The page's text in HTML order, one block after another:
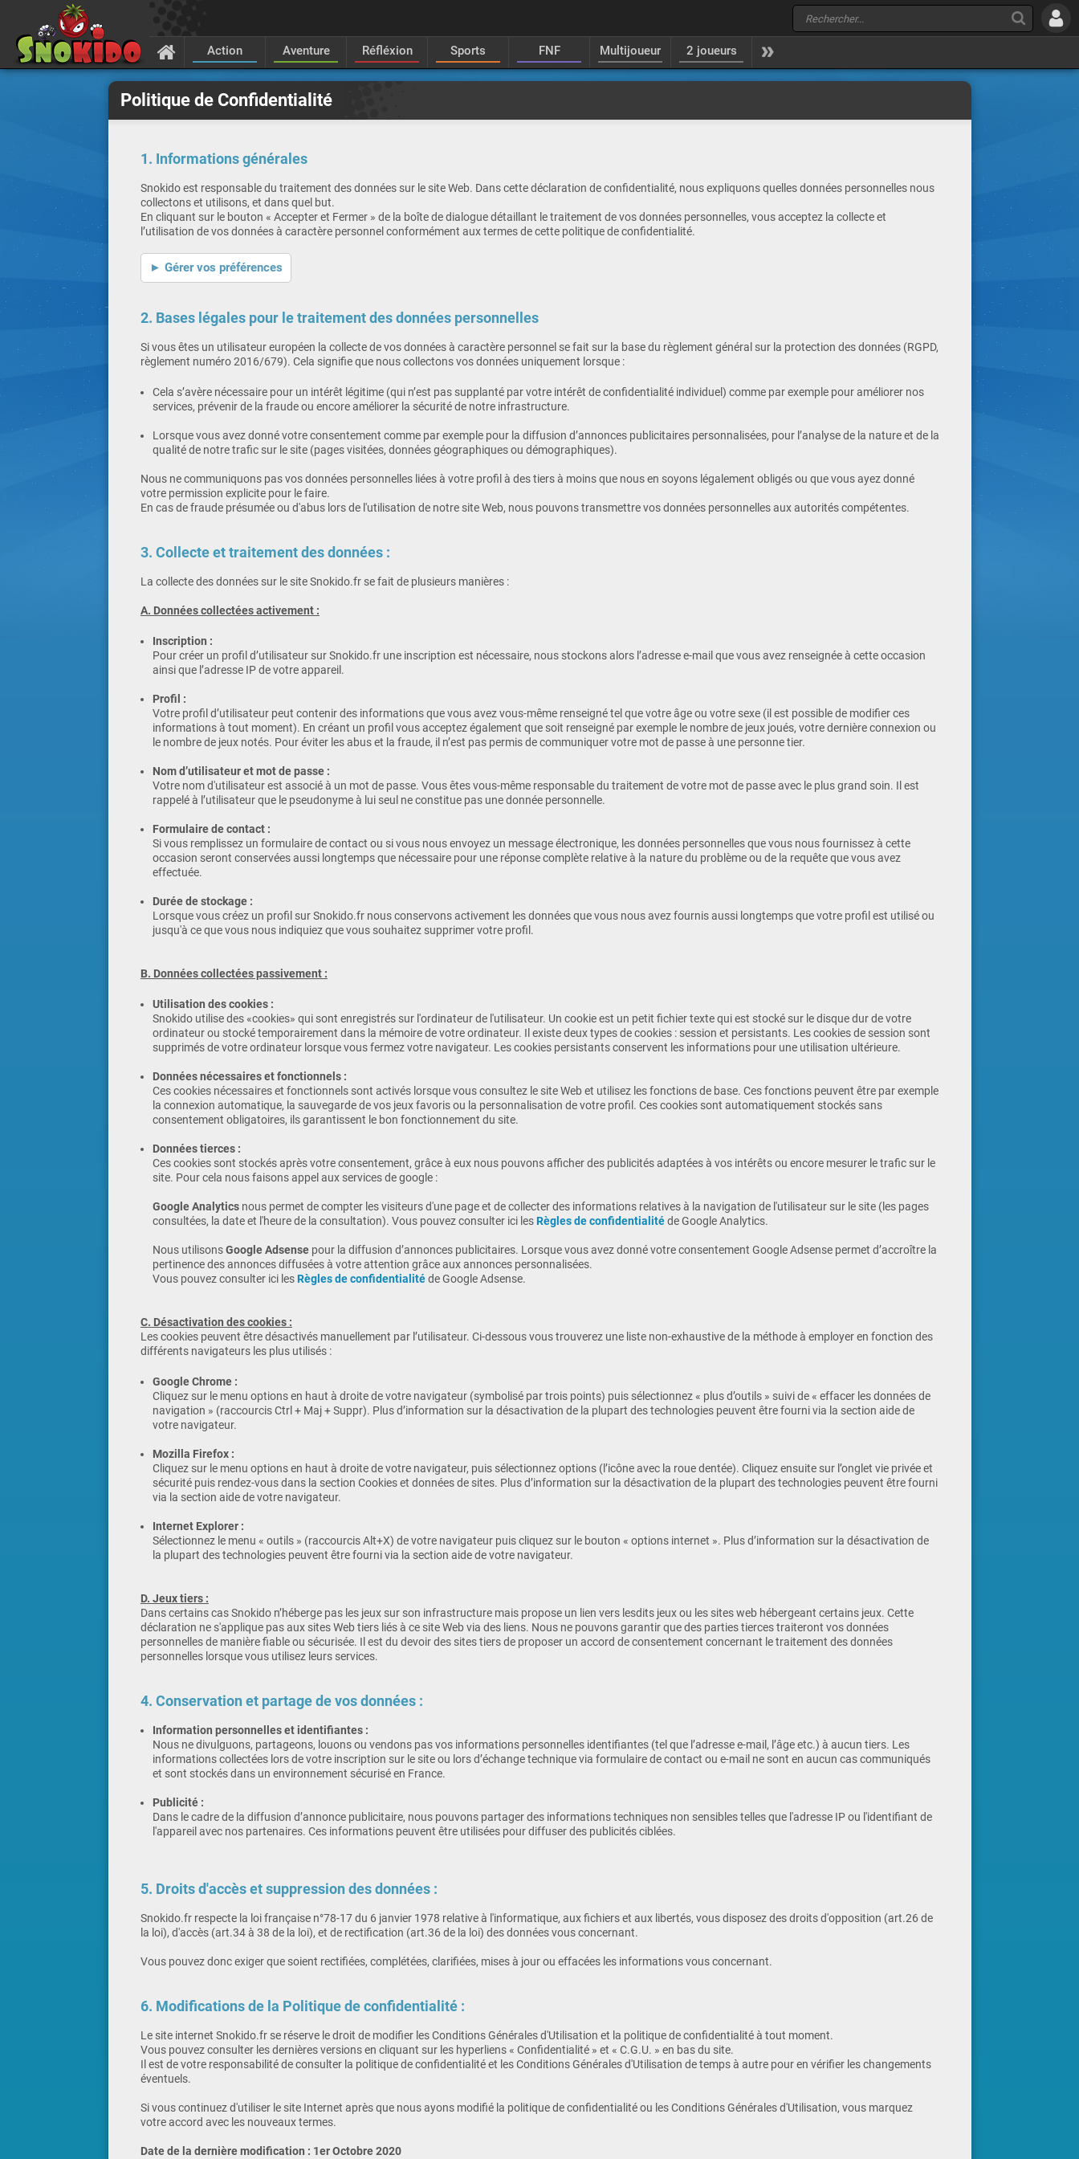
Action Aventure Réfléxion Sports FNF Multijoueur 2 joueurs
Politique de Confidentialité
1. Informations générales
Snokido est responsable du traitement des données sur le site Web. Dans cette déclaration de confidentialité, nous expliquons quelles données personnelles nous
collectons et utilisons, et dans quel but.
En cliquant sur le bouton « Accepter et Fermer » de la boîte de dialogue détaillant le traitement de vos données personnelles, vous acceptez la collecte et
l’utilisation de vos données à caractère personnel conformément aux termes de cette politique de confidentialité.
► Gérer vos préférences
2. Bases légales pour le traitement des données personnelles
Si vous êtes un utilisateur européen la collecte de vos données à caractère personnel se fait sur la base du règlement général sur la protection des données (RGPD,
règlement numéro 2016/679). Cela signifie que nous collectons vos données uniquement lorsque :
Cela s’avère nécessaire pour un intérêt légitime (qui n’est pas supplanté par votre intérêt de confidentialité individuel) comme par exemple pour améliorer nos
services, prévenir de la fraude ou encore améliorer la sécurité de notre infrastructure.
Lorsque vous avez donné votre consentement comme par exemple pour la diffusion d’annonces publicitaires personnalisées, pour l’analyse de la nature et de la
qualité de notre trafic sur le site (pages visitées, données géographiques ou démographiques).
Nous ne communiquons pas vos données personnelles liées à votre profil à des tiers à moins que nous en soyons légalement obligés ou que vous ayez donné
votre permission explicite pour le faire.
En cas de fraude présumée ou d'abus lors de l'utilisation de notre site Web, nous pouvons transmettre vos données personnelles aux autorités compétentes.
3. Collecte et traitement des données :
La collecte des données sur le site Snokido.fr se fait de plusieurs manières :
A. Données collectées activement :
Inscription :
Pour créer un profil d’utilisateur sur Snokido.fr une inscription est nécessaire, nous stockons alors l’adresse e-mail que vous avez renseignée à cette occasion
ainsi que l’adresse IP de votre appareil.
Profil :
Votre profil d’utilisateur peut contenir des informations que vous avez vous-même renseigné tel que votre âge ou votre sexe (il est possible de modifier ces
informations à tout moment). En créant un profil vous acceptez également que soit renseigné par exemple le nombre de jeux joués, votre dernière connexion ou
le nombre de jeux notés. Pour éviter les abus et la fraude, il n’est pas permis de communiquer votre mot de passe à une personne tier.
Nom d’utilisateur et mot de passe :
Votre nom d'utilisateur est associé à un mot de passe. Vous êtes vous-même responsable du traitement de votre mot de passe avec le plus grand soin. Il est
rappelé à l’utilisateur que le pseudonyme à lui seul ne constitue pas une donnée personnelle.
Formulaire de contact :
Si vous remplissez un formulaire de contact ou si vous nous envoyez un message électronique, les données personnelles que vous nous fournissez à cette
occasion seront conservées aussi longtemps que nécessaire pour une réponse complète relative à la nature du problème ou de la requête que vous avez
effectuée.
Durée de stockage :
Lorsque vous créez un profil sur Snokido.fr nous conservons activement les données que vous nous avez fournis aussi longtemps que votre profil est utilisé ou
jusqu'à ce que vous nous indiquiez que vous souhaitez supprimer votre profil.
B. Données collectées passivement :
Utilisation des cookies :
Snokido utilise des «cookies» qui sont enregistrés sur l'ordinateur de l'utilisateur. Un cookie est un petit fichier texte qui est stocké sur le disque dur de votre
ordinateur ou stocké temporairement dans la mémoire de votre ordinateur. Il existe deux types de cookies : session et persistants. Les cookies de session sont
supprimés de votre ordinateur lorsque vous fermez votre navigateur. Les cookies persistants conservent les informations pour une utilisation ultérieure.
Données nécessaires et fonctionnels :
Ces cookies nécessaires et fonctionnels sont activés lorsque vous consultez le site Web et utilisez les fonctions de base. Ces fonctions peuvent être par exemple
la connexion automatique, la sauvegarde de vos jeux favoris ou la personnalisation de votre profil. Ces cookies sont automatiquement stockés sans
consentement obligatoires, ils garantissent le bon fonctionnement du site.
Données tierces :
Ces cookies sont stockés après votre consentement, grâce à eux nous pouvons afficher des publicités adaptées à vos intérêts ou encore mesurer le trafic sur le
site. Pour cela nous faisons appel aux services de google :
Google Analyticsnous permet de compter les visiteurs d'une page et de collecter des informations relatives à la navigation de l'utilisateur sur le site (les pages
consultées, la date et l'heure de la consultation). Vous pouvez consulter ici lesRègles de confidentialitéde Google Analytics.
Nous utilisonsGoogle Adsensepour la diffusion d’annonces publicitaires. Lorsque vous avez donné votre consentement Google Adsense permet d’accroître la
pertinence des annonces diffusées à votre attention grâce aux annonces personnalisées.
Vous pouvez consulter ici lesRègles de confidentialitéde Google Adsense.
C. Désactivation des cookies :
Les cookies peuvent être désactivés manuellement par l’utilisateur. Ci-dessous vous trouverez une liste non-exhaustive de la méthode à employer en fonction des
différents navigateurs les plus utilisés :
Google Chrome :
Cliquez sur le menu options en haut à droite de votre navigateur (symbolisé par trois points) puis sélectionnez « plus d’outils » suivi de « effacer les données de
navigation » (raccourcis Ctrl + Maj + Suppr). Plus d’information sur la désactivation de la plupart des technologies peuvent être fourni via la section aide de
votre navigateur.
Mozilla Firefox :
Cliquez sur le menu options en haut à droite de votre navigateur, puis sélectionnez options (l’icône avec la roue dentée). Cliquez ensuite sur l’onglet vie privée et
sécurité puis rendez-vous dans la section Cookies et données de sites. Plus d’information sur la désactivation de la plupart des technologies peuvent être fourni
via la section aide de votre navigateur.
Internet Explorer :
Sélectionnez le menu « outils » (raccourcis Alt+X) de votre navigateur puis cliquez sur le bouton « options internet ». Plus d’information sur la désactivation de
la plupart des technologies peuvent être fourni via la section aide de votre navigateur.
D. Jeux tiers :
Dans certains cas Snokido n’héberge pas les jeux sur son infrastructure mais propose un lien vers lesdits jeux ou les sites web hébergeant certains jeux. Cette
déclaration ne s'applique pas aux sites Web tiers liés à ce site Web via des liens. Nous ne pouvons garantir que des parties tierces traiteront vos données
personnelles de manière fiable ou sécurisée. Il est du devoir des sites tiers de proposer un accord de consentement concernant le traitement des données
personnelles lorsque vous utilisez leurs services.
4. Conservation et partage de vos données :
Information personnelles et identifiantes :
Nous ne divulguons, partageons, louons ou vendons pas vos informations personnelles identifiantes (tel que l’adresse e-mail, l’âge etc.) à aucun tiers. Les
informations collectées lors de votre inscription sur le site ou lors d’échange technique via formulaire de contact ou e-mail ne sont en aucun cas communiqués
et sont stockés dans un environnement sécurisé en France.
Publicité :
Dans le cadre de la diffusion d’annonce publicitaire, nous pouvons partager des informations techniques non sensibles telles que l'adresse IP ou l'identifiant de
l'appareil avec nos partenaires. Ces informations peuvent être utilisées pour diffuser des publicités ciblées.
5. Droits d'accès et suppression des données :
Snokido.fr respecte la loi française n°78-17 du 6 janvier 1978 relative à l'informatique, aux fichiers et aux libertés, vous disposez des droits d'opposition (art.26 de
la loi), d'accès (art.34 à 38 de la loi), et de rectification (art.36 de la loi) des données vous concernant.
Vous pouvez donc exiger que soient rectifiées, complétées, clarifiées, mises à jour ou effacées les informations vous concernant.
6. Modifications de la Politique de confidentialité :
Le site internet Snokido.fr se réserve le droit de modifier les Conditions Générales d'Utilisation et la politique de confidentialité à tout moment.
Vous pouvez consulter les dernières versions en cliquant sur les hyperliens « Confidentialité » et « C.G.U. » en bas du site.
Il est de votre responsabilité de consulter la politique de confidentialité et les Conditions Générales d'Utilisation de temps à autre pour en vérifier les changements
éventuels.
Si vous continuez d'utiliser le site Internet après que nous ayons modifié la politique de confidentialité ou les Conditions Générales d'Utilisation, vous marquez
votre accord avec les nouveaux termes.
Date de la dernière modification : 1er Octobre 2020